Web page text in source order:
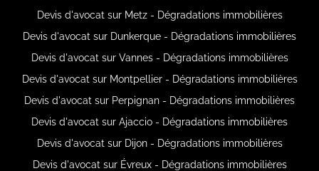
Devis d'avocat sur Metz - Dégradations immobilières
Devis d'avocat sur Dunkerque - Dégradations immobilières
Devis d'avocat sur Vannes - Dégradations immobilières
Devis d'avocat sur Montpellier - Dégradations immobilières
Devis d'avocat sur Perpignan - Dégradations immobilières
Devis d'avocat sur Ajaccio - Dégradations immobilières
Devis d'avocat sur Dijon - Dégradations immobilières
Devis d'avocat sur Évreux - Dégradations immobilières